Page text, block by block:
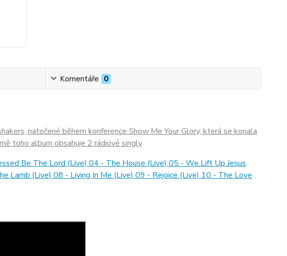
Komentáře 0
natočené během konference Show Me Your Glory, která se konala
toho album obsahuje 2 rádiové singly
Be The Lord (Live) 04 - The House (Live) 05 - We Lift Up Jesus
Lamb (Live) 08 - Living In Me (Live) 09 - Rejoice (Live) 10 - The Love